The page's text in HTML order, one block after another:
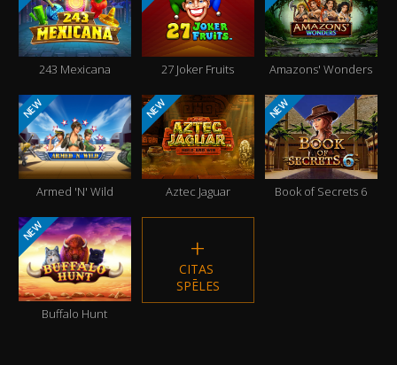
243 Mexicana 27 Joker Fruits Amazons' Wonders
NEW
Armed 'N' Wild
NEW
Aztec Jaguar
NEW
Book of Secrets 6
NEW
Buffalo Hunt
CITAS
SPĒLES